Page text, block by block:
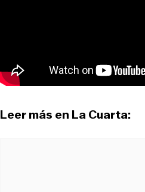
Leer más en La Cuarta: